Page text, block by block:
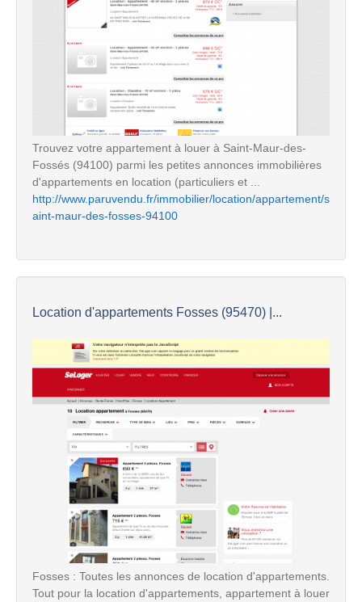
Trouvez votre appartement à louer à Saint-Maur-des-
Fossés (94100) parmi les petites annonces immobilières
d'appartements en location (particuliers et ...
http://www.paruvendu.fr/immobilier/location/appartement/s
aint-maur-des-fosses-94100
Location d'appartements Fosses (95470) |...
Fosses : Toutes les annonces de location d'appartements.
Tout pour la location d'appartements, appartement à louer